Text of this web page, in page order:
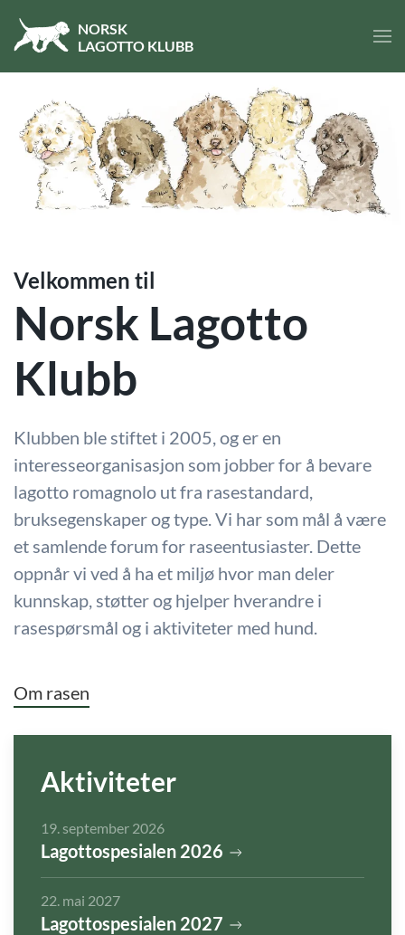
Skip to main content
NORSK
LA GOTTO KLUBB
Velkommen til
Norsk Lagotto
Klubb
Klubben ble stiftet i 2005, og er en
interesseorganisasjon som jobber for å bevare
lagotto romagnolo ut fra rasestandard,
bruksegenskaper og type. Vi har som mål å være
et samlende forum for raseentusiaster. Dette
oppnår vi ved å ha et miljø hvor man deler
kunnskap, støtter og hjelper hverandre i
rasespørsmål og i aktiviteter med hund.
Om rasen
Aktiviteter
19. september 2026
Lagottospesialen 2026
22. mai 2027
Lagottospesialen 2027